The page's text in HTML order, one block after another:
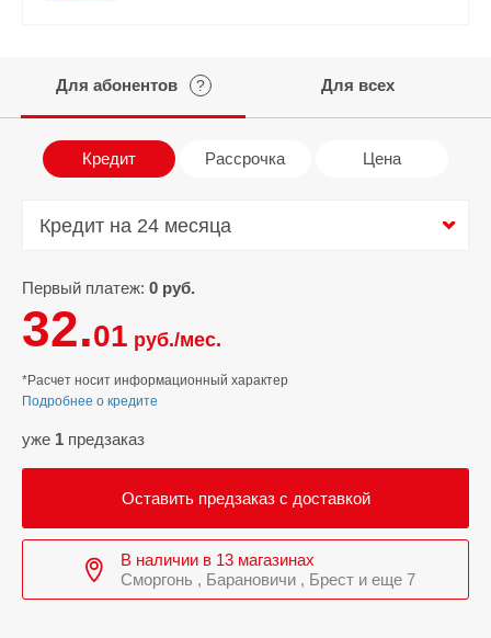
Для абонентов ? Для всех
Кредит Рассрочка Цена
Кредит на 24 месяца
Первый платеж: 0 руб.
32.01 руб./мес.
*Расчет носит информационный характер
Подробнее о кредите
уже 1 предзаказ
Оставить предзаказ с доставкой
В наличии в 13 магазинах
Сморгонь , Барановичи , Брест и еще 7
Кредит на 24 месяца